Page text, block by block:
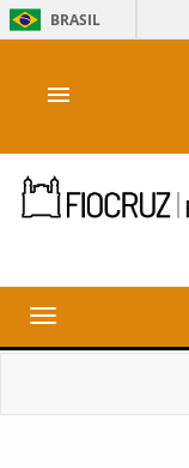
BRASIL
menu
Toggle
navigation